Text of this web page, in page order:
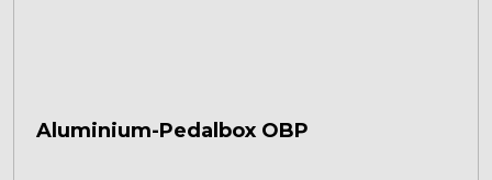
Aluminium-Pedalbox OBP